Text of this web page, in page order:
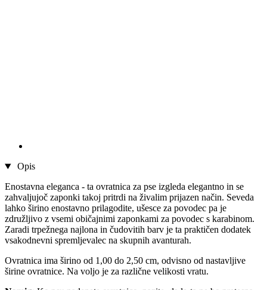
Opis
Enostavna eleganca - ta ovratnica za pse izgleda elegantno in se
zahvaljujoč zaponki takoj pritrdi na živalim prijazen način. Seveda
lahko širino enostavno prilagodite, ušesce za povodec pa je
združljivo z vsemi običajnimi zaponkami za povodec s karabinom.
Zaradi trpežnega najlona in čudovitih barv je ta praktičen dodatek
vsakodnevni spremljevalec na skupnih avanturah.
Ovratnica ima širino od 1,00 do 2,50 cm, odvisno od nastavljive
širine ovratnice. Na voljo je za različne velikosti vratu.